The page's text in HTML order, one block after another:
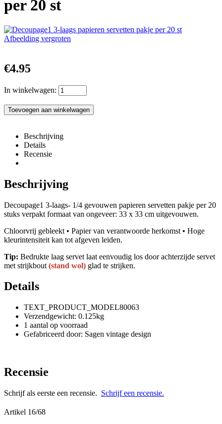
per 20 st
Afbeelding vergroten
€4.95
In winkelwagen:
Beschrijving
Details
Recensie
Beschrijving
Decoupage1 3-laags- 1/4 gevouwen papieren servetten pakje per 20
stuks verpakt formaat van ongeveer: 33 x 33 cm uitgevouwen.
Chloorvrij gebleekt • Papier van verantwoorde herkomst • Hoge
kleurintensiteit kan tot afgeven leiden.
Tip: Bedrukte laag servet laat eenvoudig los door achterzijde servet
met strijkbout (stand wol) glad te strijken.
Details
TEXT_PRODUCT_MODEL80063
Verzendgewicht: 0.125kg
1 aantal op voorraad
Gefabriceerd door: Sagen vintage design
Recensie
Schrijf als eerste een recensie. Schrijf een recensie.
Artikel 16/68